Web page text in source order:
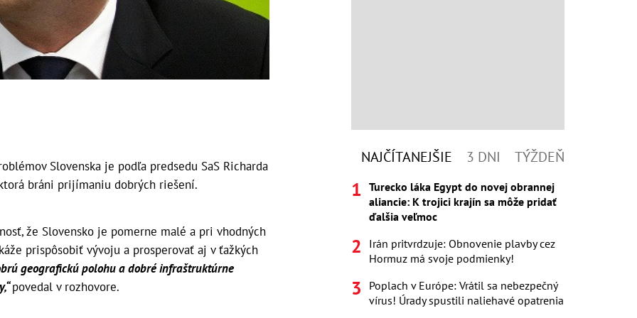
Slovenska je podľa predsedu SaS Richarda
bráni prijímaniu dobrých riešení.
že Slovensko je pomerne malé a pri vhodných
prispôsobiť vývoju a prosperovať aj v ťažkých
geografickú polohu a dobré infraštruktúrne
povedal v rozhovore.
NAJČÍTANEJŠIE 3 DNI TÝŽDEŇ
Turecko láka Egypt do novej obrannej
aliancie: K trojici krajín sa môže pridať
ďalšia veľmoc
Irán pritvrdzuje: Obnovenie plavby cez
Hormuz má svoje podmienky!
Poplach v Európe: Vrátil sa nebezpečný
vírus! Úrady spustili naliehavé opatrenia